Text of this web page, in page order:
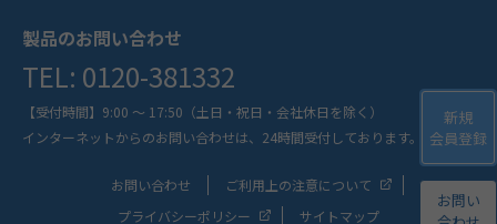
新規
会員登録
お問い
製品のお問い合わせ
TEL: 0120-381332
【受付時間】9:00 ～ 17:50 （土日・祝日・会社休日を除く）
インターネットからのお問い合わせは、 24時間受付しております。
お問い合わせ
ご利用上の注意について
プライバシーポリシー
サイトマップ